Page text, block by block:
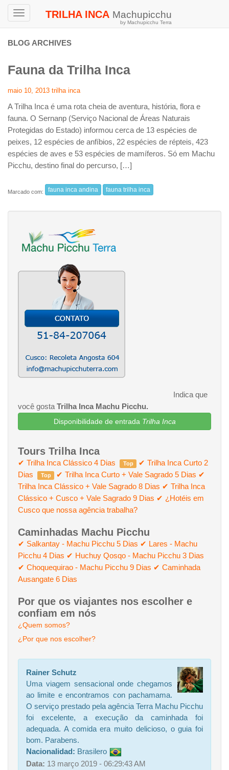
Toggle
TRILHA INCA Machupicchu
by Machupicchu Terra
BLOG ARCHIVES
Fauna da Trilha Inca
maio 10, 2013 trilha inca
A Trilha Inca é uma rota cheia de aventura, história, flora e
fauna. O Sernanp (Serviço Nacional de Áreas Naturais
Protegidas do Estado) informou cerca de 13 espécies de
peixes, 12 espécies de anfíbios, 22 espécies de répteis, 423
espécies de aves e 53 espécies de mamíferos. Só em Machu
Picchu, destino final do percurso, […]
Marcado com: fauna inca andina fauna trilha inca
Indica que
você gosta Trilha Inca Machu Picchu.
Disponibilidade de entrada Trilha Inca
Tours Trilha Inca
✔ Trilha Inca Clássico 4 Dias Top
✔ Trilha Inca Curto 2
Dias
Top ✔ Trilha Inca Curto + Vale Sagrado 5 Dias ✔
Trilha Inca Clássico + Vale Sagrado 8 Dias ✔ Trilha Inca
Clássico + Cusco + Vale Sagrado 9 Dias ✔ ¿Hotéis em
Cusco que nossa agência trabalha?
Caminhadas Machu Picchu
✔ Salkantay - Machu Picchu 5 Dias ✔ Lares - Machu
Picchu 4 Dias ✔ Huchuy Qosqo - Machu Picchu 3 Dias
✔ Choquequirao - Machu Picchu 9 Dias ✔ Caminhada
Ausangate 6 Dias
Por que os viajantes nos escolher e
confiam em nós
¿Quem somos?
¿Por que nos escolher?
Rainer Schutz
Uma viagem sensacional onde chegamos
ao limite e encontramos con pachamama.
O serviço prestado pela agência Terra Machu Picchu
foi excelente, a execução da caminhada foi
adequada. A comida era muito delicioso, o guia foi
bom. Parabens.
Nacionalidad: Brasilero
Data: 13 março 2019 - 06:29:43 AM